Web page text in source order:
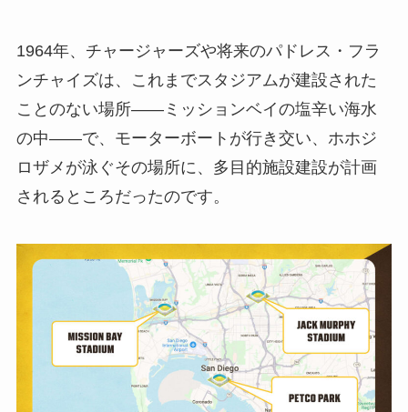
1964年、チャージャーズや将来のパドレス・フラ
ンチャイズは、これまでスタジアムが建設された
ことのない場所――ミッションベイの塩辛い海水
の中――で、モーターボートが行き交い、ホホジ
ロザメが泳ぐその場所に、多目的施設建設が計画
されるところだったのです。